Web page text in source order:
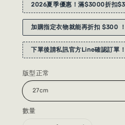
2026夏季優惠！滿$3000折扣
加購指定衣物就能再折扣 $300
下單後請私訊官方Line確認訂單！
版型正常
數量